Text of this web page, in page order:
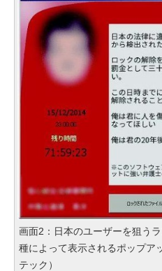
画面2：日本のユーザーを狙う
種によって表示されるポップア
テック）